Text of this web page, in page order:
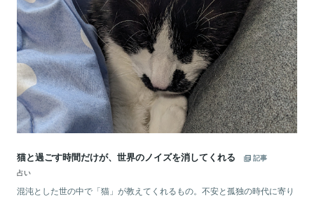
猫と過ごす時間だけが、世界のノイズを消してくれる
記事
占い
混沌とした世の中で「猫」が教えてくれるもの。不安と孤独の時代に寄り